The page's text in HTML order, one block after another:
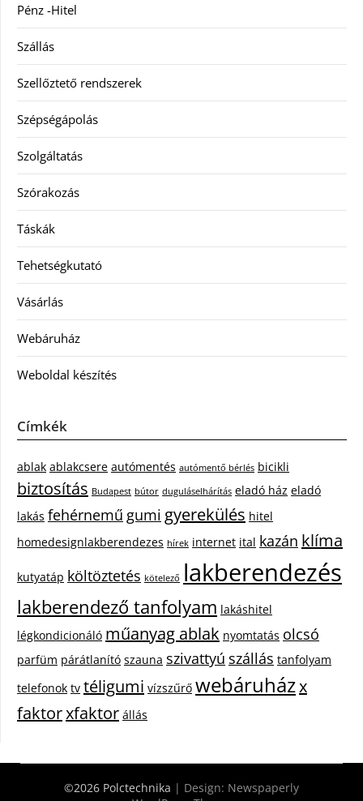
Pénz -Hitel
Szállás
Szellőztető rendszerek
Szépségápolás
Szolgáltatás
Szórakozás
Táskák
Tehetségkutató
Vásárlás
Webáruház
Weboldal készítés
Címkék
ablak ablakcsere autómentés autómentő bérlés bicikli
biztosítás Budapest bútor duguláselhárítás eladó ház eladó
lakás fehérnemű gumi gyerekülés hitel
homedesignlakberendezes hírek internet ital kazán klíma
kutyatáp költöztetés kötelező lakberendezés
lakberendező tanfolyam lakáshitel
légkondicionáló műanyag ablak nyomtatás olcsó
parfüm párátlanító szauna szivattyú szállás tanfolyam
telefonok tv téligumi vízszűrő webáruházx
faktorxfaktor állás
©2026 Polctechnika | Design: Newspaperly